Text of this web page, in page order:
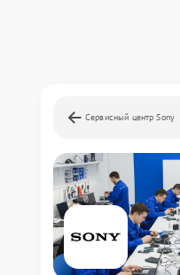
Сервисный центр Sony